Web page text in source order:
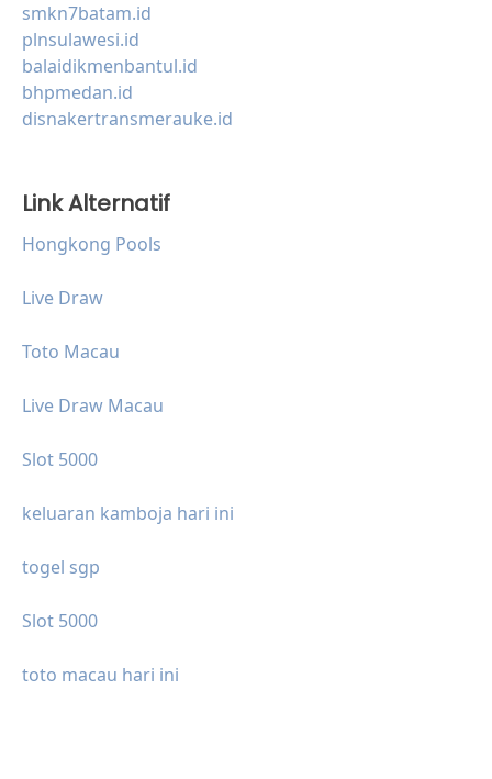
smkn7batam.id
plnsulawesi.id
balaidikmenbantul.id
bhpmedan.id
disnakertransmerauke.id
Link Alternatif
Hongkong Pools
Live Draw
Toto Macau
Live Draw Macau
Slot 5000
keluaran kamboja hari ini
togel sgp
Slot 5000
toto macau hari ini